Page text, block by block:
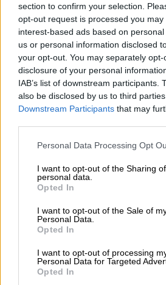
section to confirm your selection.
opt-out request is processed you may
interest-based ads based on
us or personal information disclosed
your opt-out. You may separately
disclosure of your personal
IAB’s list of downstream participants.
also be disclosed by us to third
Downstream Participants that may
Please note that this website/app
not limited to your visit or usage
grant or deny consent to Google and
use your data for below specified
consent section.
Personal Data Processing Opt
I want to opt-out of the Sharing
personal data.
Opted In
I want to opt-out of the Sale of
Personal Data.
Opted In
I want to opt-out of processing
Personal Data for Targeted
Opted In
Lifestyle|23.06.2020 15:28
Κέιτλιν Τζένερ: Σχεδόν
κυκλοφορούσα κρυφά
Η Κέιτλιν Τζένερ sστο
παραδέχεται ότι σχεδόν
κυκλοφορούσε κρυφά
«Ένιωθα δυσφορία με το